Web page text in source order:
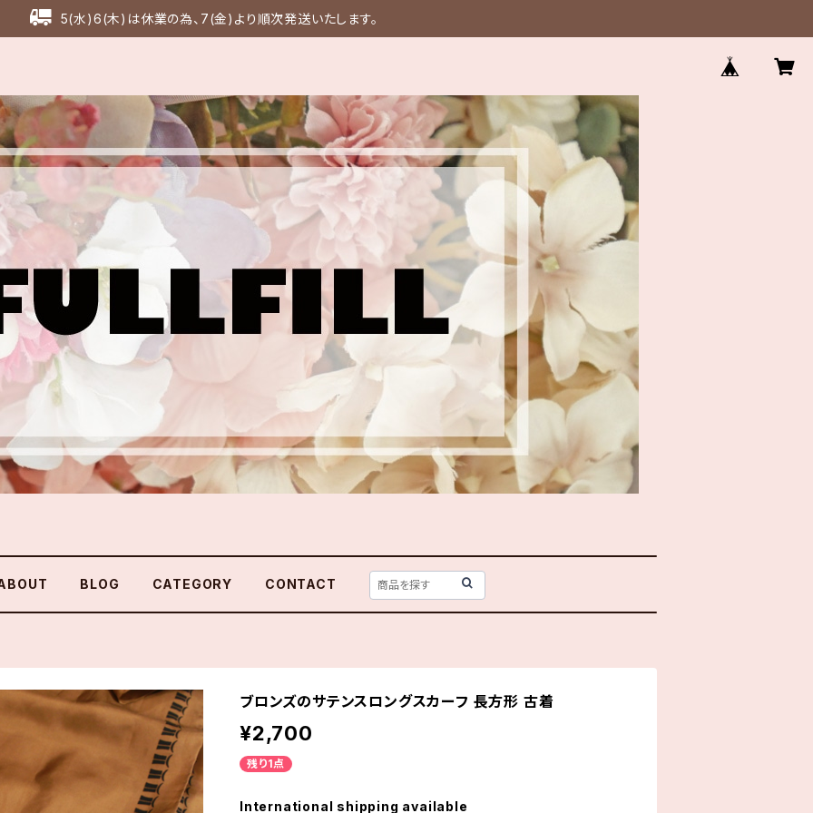
5(水)6(木)は休業の為、7(金)より順次発送いたします。
BLOG CATEGORY CONTACT
ブロンズのサテンスロングスカーフ 長方形 古着
¥2,700
残り1点
International shipping available